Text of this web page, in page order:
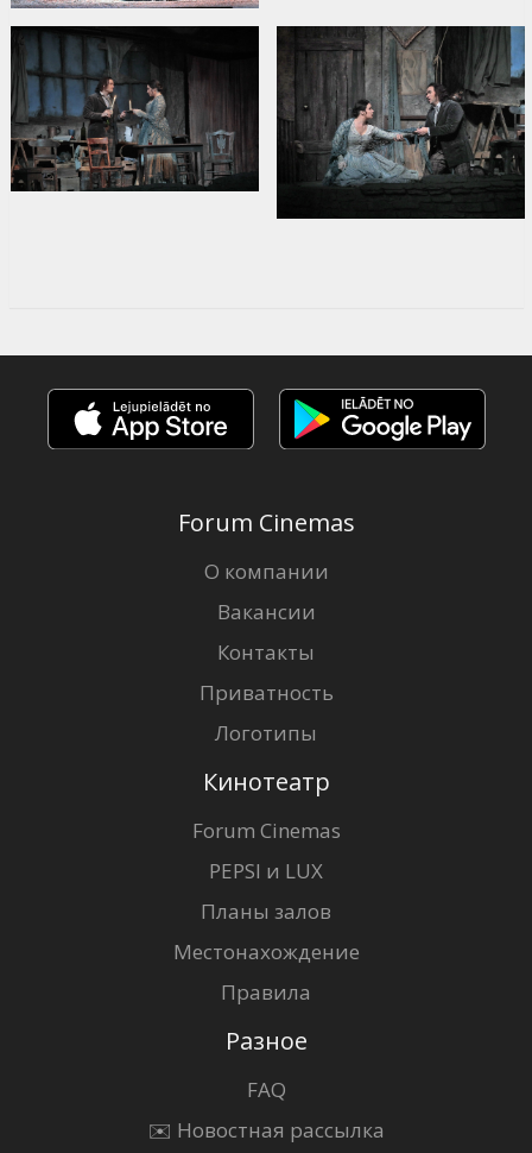
Forum Cinemas
О компании
Вакансии
Контакты
Приватность
Логотипы
Кинотеатр
Forum Cinemas
PEPSI и LUX
Планы залов
Местонахождение
Правила
Разное
FAQ
✉️ Новостная рассылка